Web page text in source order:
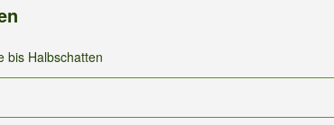
bis Halbschatten